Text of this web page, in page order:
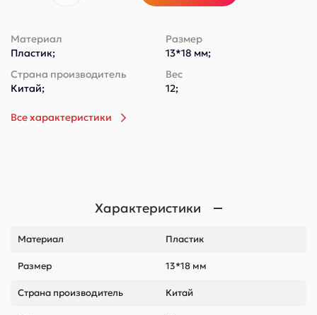
Материал
Пластик;
Размер
13*18 мм;
Страна производитель
Китай;
Вес
12;
Все характеристики
Характеристики
Материал Пластик
Размер 13*18 мм
Страна производитель Китай